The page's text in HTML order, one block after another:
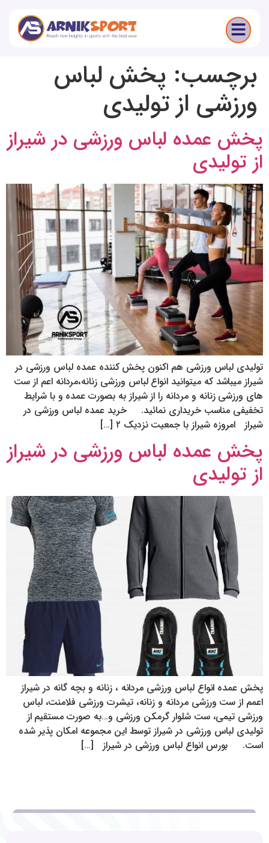
برچسب: پخش لباس
ورزشی از تولیدی
پخش عمده لباس ورزشی در شیراز
از تولیدی
تولیدی لباس ورزشی هم اکنون پخش کننده عمده لباس ورزشی در
شیراز میباشد که میتوانید انواع لباس ورزشی زنانه،مردانه اعم از ست
های ورزشی زنانه و مردانه را از شیراز به بصورت عمده و با شرایط
تخفیفی مناسب خریداری نمائید. خرید عمده لباس ورزشی در
شیراز امروزه شیراز با جمعیت نزدیک ۲ […]
پخش عمده لباس ورزشی در شیراز
از تولیدی
پخش عمده انواع لباس ورزشی مردانه ، زنانه و بچه گانه در شیراز
اعمم از ست ورزشی مردانه و زنانه، تیشرت ورزشی فلامنت، لباس
ورزشی تیمی، ست شلوار گرمکن ورزشی و…به صورت مستقیم از
تولیدی لباس ورزشی در شیراز توسط این مجموعه امکان پذیر شده
است. بورس انواع لباس ورزشی در شیراز […]